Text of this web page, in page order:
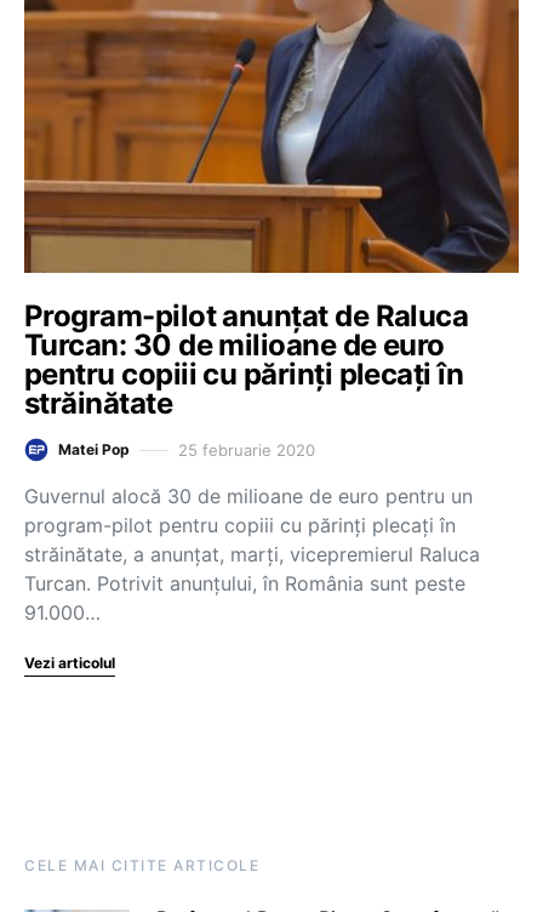
Program-pilot anunțat de Raluca
Turcan: 30 de milioane de euro
pentru copiii cu părinți plecați în
străinătate
Matei Pop 25 februarie 2020
Guvernul alocă 30 de milioane de euro pentru un
program-pilot pentru copiii cu părinți plecați în
străinătate, a anunțat, marți, vicepremierul Raluca
Turcan. Potrivit anunțului, în România sunt peste
91.000…
Vezi articolul
CELE MAI CITITE ARTICOLE